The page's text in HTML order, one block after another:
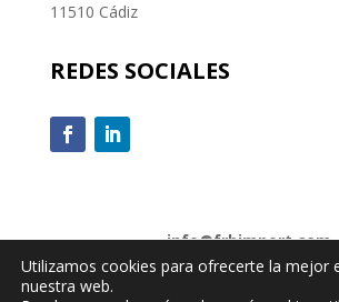
11510 Cádiz
REDES SOCIALES
info@frbimport.com
Utilizamos cookies para ofrecerte la mejor
nuestra web.